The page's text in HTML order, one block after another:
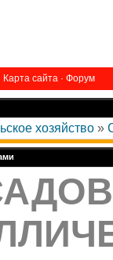
Карта сайта · Форум
хозяйство »